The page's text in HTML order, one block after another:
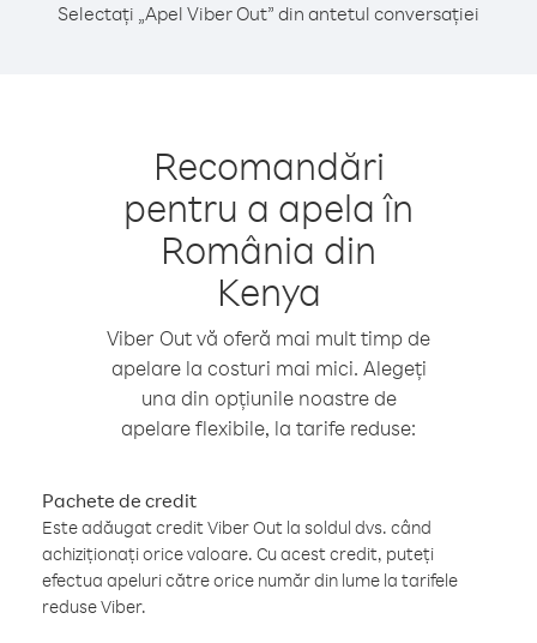
Selectați „Apel Viber Out” din antetul conversației
Recomandări
pentru a apela în
România din
Kenya
Viber Out vă oferă mai mult timp de
apelare la costuri mai mici. Alegeți
una din opțiunile noastre de
apelare flexibile, la tarife reduse:
Pachete de credit
Este adăugat credit Viber Out la soldul dvs. când
achiziționați orice valoare. Cu acest credit, puteți
efectua apeluri către orice număr din lume la tarifele
reduse Viber.